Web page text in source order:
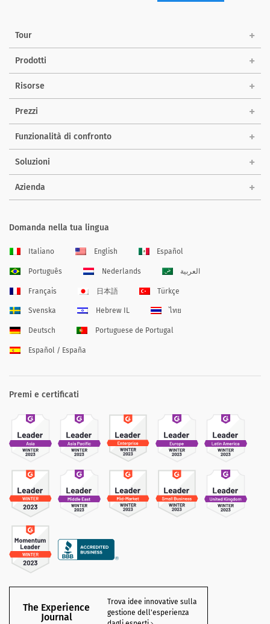
Tour
Prodotti
Risorse
Prezzi
Funzionalità di confronto
Soluzioni
Azienda
Domanda nella tua lingua
Italiano English Español
Português Nederlands العربية
Français 日本語 Türkçe
Svenska Hebrew IL ไทย
Deutsch Portuguese de Portugal
Español / España
Premi e certificati
The Experience
Journal
Trova idee innovative sulla
gestione dell'esperienza